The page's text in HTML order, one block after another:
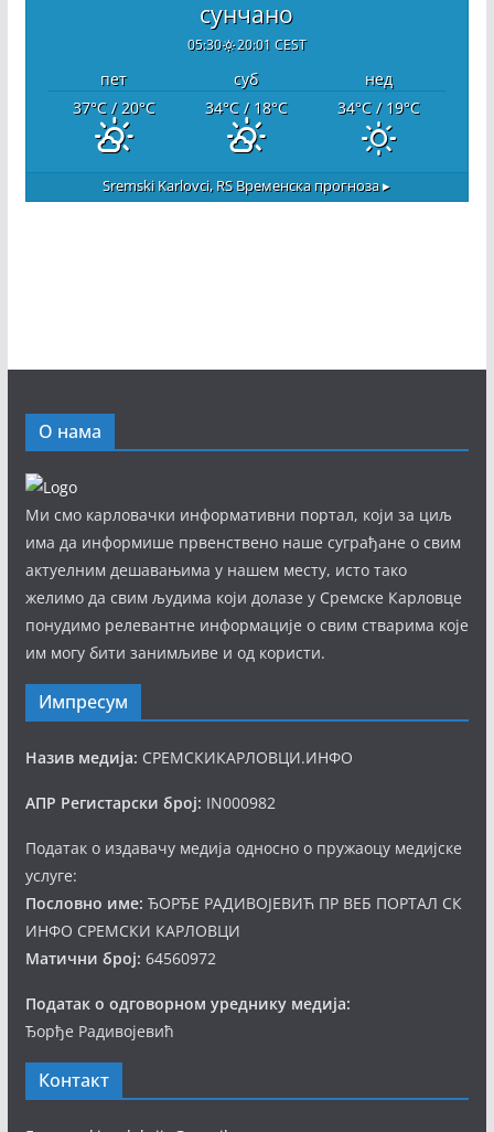
сунчано
05:30 20:01 CEST
пет суб
нед
37°C/ 20°C 34°C/ 18°C 34°C/ 19°C
Sremski Karlovci, RSВременска прогноза ▸
О нама
Ми смо карловачки информативни портал, који за циљ
има да информише првенствено наше суграђане о свим
актуелним дешавањима у нашем месту, исто тако
желимо да свим људима који долазе у Сремске Карловце
понудимо релевантне информације о свим стварима које
им могу бити занимљиве и од користи.
Импресум
Назив медија: СРЕМСКИКАРЛОВЦИ.ИНФО
АПР Регистарски број: IN000982
Податак о издавачу медија односно о пружаоцу медијске
услуге:
Пословно име: ЂОРЂЕ РАДИВОЈЕВИЋ ПР ВЕБ ПОРТАЛ СК
ИНФО СРЕМСКИ КАРЛОВЦИ
Матични број: 64560972
Податак о одговорном уреднику медија:
Ђорђе Радивојевић
Контакт